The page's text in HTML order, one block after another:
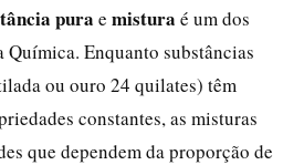
pura e mistura é um dos
Enquanto substâncias
ou ouro 24 quilates) têm
constantes, as misturas
que dependem da proporção de